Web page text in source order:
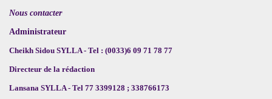
Nous contacter
Administrateur
Cheikh Sidou SYLLA - Tel : (0033)6 09 71 78 77
Directeur de la rédaction
Lansana SYLLA - Tel 77 3399128 ; 338766173